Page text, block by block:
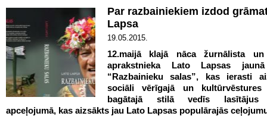
Par razbainiekiem izdod
Lapsa
19.05.2015.
12.maijā klajā nāca žurnālista un
aprakstnieka Lato Lapsas
“Razbainieku salas”, kas ierasti
sociāli vērīgajā un kultūrvēstures
bagātajā stilā vedīs lasītājus
apceļojumā, kas aizsākts jau Lato Lapsas populārajās